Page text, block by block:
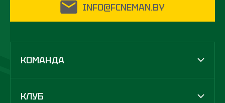
INFO@FCNEMAN.BY
КОМАНДА
КЛУБ